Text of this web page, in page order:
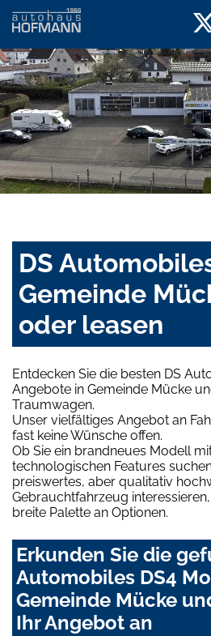
DS
Gemeinde
oder leasen
Entdecken Sie die besten DS
Angebote in Gemeinde Mücke
Traumwagen.
Unser vielfältiges Angebot an
fast keine Wünsche offen.
Ob Sie ein brandneues Modell
technologischen Features
preiswertes, aber qualitativ
Gebrauchtfahrzeug
breite Palette an Optionen.
Erkunden Sie die
Automobiles DS4
Gemeinde Mücke
Ihr Angebot an